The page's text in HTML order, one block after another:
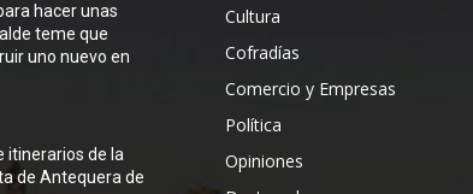
hacer unas
teme que
uno nuevo en
itinerarios de la
de Antequera de
Cultura
Cofradías
Comercio y Empresas
Política
Opiniones